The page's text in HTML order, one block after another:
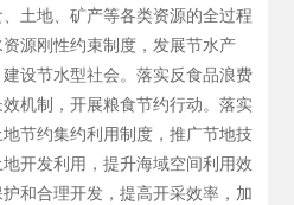
土地、矿产等各类资源的全过程
源刚性约束制度，发展节水产
设节水型社会。落实反食品浪费
机制，开展粮食节约行动。落实
节约集约利用制度，推广节地技
开发利用，提升海域空间利用效
和合理开发，提高开采效率，加